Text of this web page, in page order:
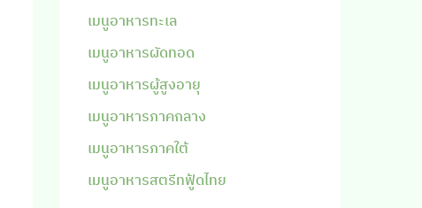
เมนูอาหารทะเล
เมนูอาหารผัดทอด
เมนูอาหารผู้สูงอายุ
เมนูอาหารภาคกลาง
เมนูอาหารภาคใต้
เมนูอาหารสตรีทฟู้ดไทย